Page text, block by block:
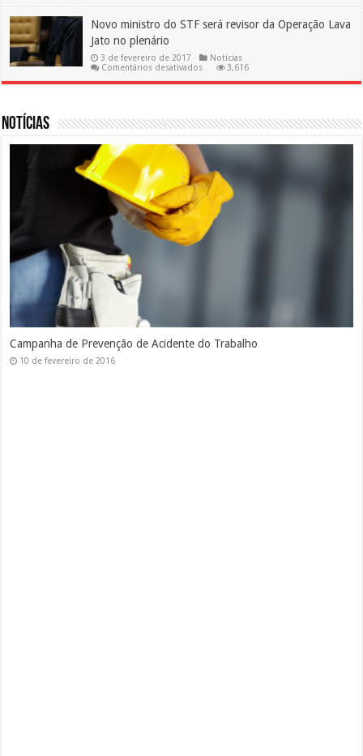
é
o
Novo ministro do STF será revisor da Operação Lava
Jato no plenário
3 de fevereiro de 2017
Notícias
Comentários desativadosem
ministro
revisor
Operação
Lava
Jato
no
plenário
3,616
Notícias
Silicose
10 de fevereiro de 2016